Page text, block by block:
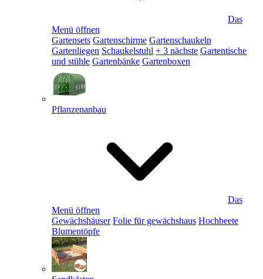
Das
Menü öffnen
Gartensets Gartenschirme Gartenschaukeln
Gartenliegen Schaukelstuhl + 3 nächste Gartentische
und stühle Gartenbänke Gartenboxen
Pflanzenanbau
Das
Menü öffnen
Gewächshäuser Folie für gewächshaus Hochbeete
Blumentöpfe